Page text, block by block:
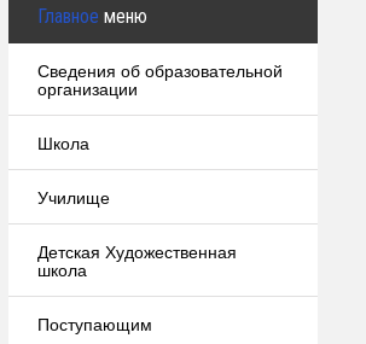
Главное меню
Сведения об образовательной
организации
Школа
Училище
Детская Художественная
школа
Поступающим